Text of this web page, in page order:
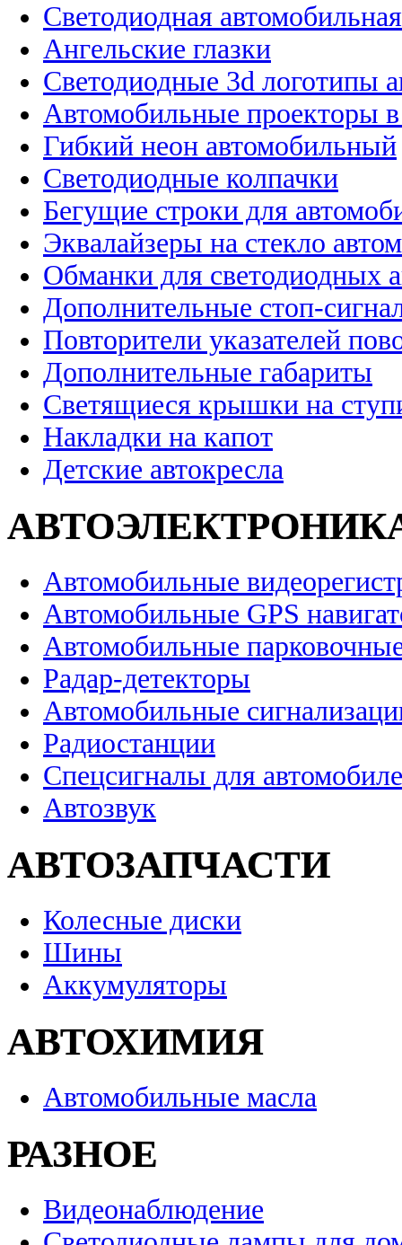
Светодиодная
Ангельские глазки
Светодиодные 3d логотипы
Автомобильные проекторы
Гибкий неон автомобильный
Светодиодные колпачки
Бегущие строки для
Эквалайзеры на стекло
Обманки для светодиодных
Дополнительные стоп-
Повторители указателей
Дополнительные габариты
Светящиеся крышки на
Накладки на капот
Детские автокресла
Автомобильные
Автомобильные GPS
Автомобильные
Радар-детекторы
Автомобильные
Радиостанции
Спецсигналы для
Автозвук
АВТОЗАПЧАСТИ
Колесные диски
Шины
Аккумуляторы
АВТОХИМИЯ
Автомобильные масла
РАЗНОЕ
Видеонаблюдение